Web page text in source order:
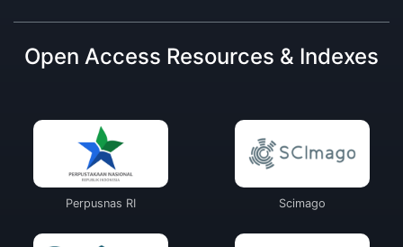
Open Access Resources & Indexes
Perpusnas RI Scimago